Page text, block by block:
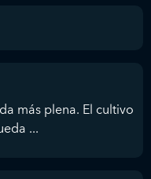
más plena. El cultivo
...